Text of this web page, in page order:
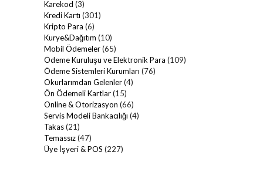
Karekod (3)
Kredi Kartı (301)
Kripto Para (6)
Kurye&Dağıtım (10)
Mobil Ödemeler(65)
Ödeme Kuruluşu ve Elektronik Para (109)
Ödeme Sistemleri Kurumları (76)
Okurlarımdan Gelenler(4)
Ön Ödemeli Kartlar(15)
Online & Otorizasyon (66)
Servis Modeli Bankacılığı (4)
Takas(21)
Temassız(47)
Üye İşyeri & POS (227)